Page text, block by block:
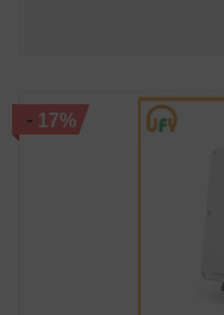
-17%